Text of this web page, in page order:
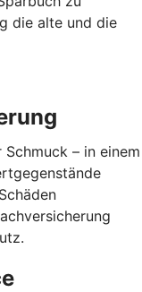
die alte und die
– in einem